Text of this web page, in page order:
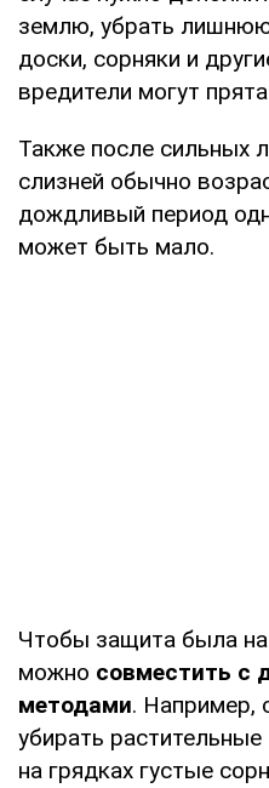
землю, убрать лишнюю
доски, сорняки и
вредители могут
Также после сильных
слизней обычно
дождливый период
может быть мало.
Чтобы защита была
можно совместить с
методами. Например,
убирать
на грядках густые